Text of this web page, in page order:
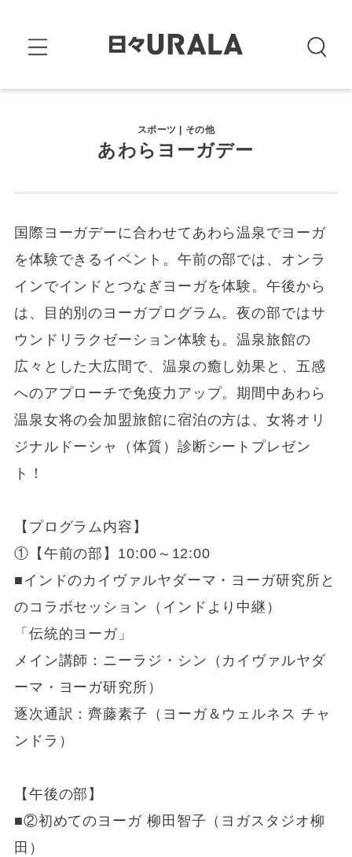
スポーツ | その他
あわらヨーガデー
国際ヨーガデーに合わせてあわら温泉でヨーガ
を体験できるイベント。午前の部では、オンラ
インでインドとつなぎヨーガを体験。午後から
は、目的別のヨーガプログラム。夜の部ではサ
ウンドリラクゼーション体験も。温泉旅館の
広々とした大広間で、温泉の癒し効果と、五感
へのアプローチで免疫力アップ。期間中あわら
温泉女将の会加盟旅館に宿泊の方は、女将オリ
ジナルドーシャ（体質）診断シートプレゼン
ト！
【プログラム内容】
①【午前の部】10:00～12:00
■インドのカイヴァルヤダーマ・ヨーガ研究所と
のコラボセッション（インドより中継）
「伝統的ヨーガ」
メイン講師：ニーラジ・シン（カイヴァルヤダ
ーマ・ヨーガ研究所）
逐次通訳：齊藤素子（ヨーガ＆ウェルネス チャ
ンドラ）
【午後の部】
■②初めてのヨーガ 柳田智子（ヨガスタジオ柳
田）